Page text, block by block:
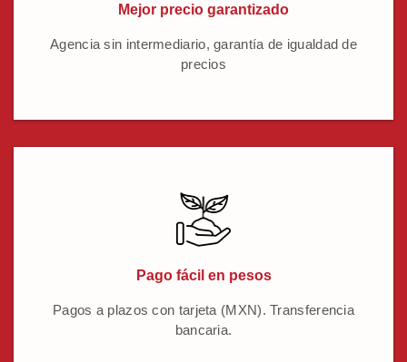
Mejor precio garantizado
Agencia sin intermediario, garantía de igualdad de
precios
Pago fácil en pesos
Pagos a plazos con tarjeta (MXN). Transferencia
bancaria.